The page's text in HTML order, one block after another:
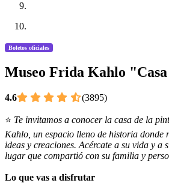
Boletos oficiales
Museo Frida Kahlo
4.6 (3895)
⭐ Te invitamos a conocer la casa de la
Kahlo, un espacio lleno de historia donde
ideas y creaciones. Acércate a su vida y a
lugar que compartió con su familia y
Lo que vas a disfrutar